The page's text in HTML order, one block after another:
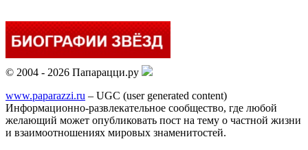
© 2004 - 2026 Папарацци.ру
www.paparazzi.ru – UGC (user generated content)
Информационно-развлекательное сообщество, где любой
желающий может опубликовать пост на тему о частной жизни
и взаимоотношениях мировых знаменитостей.